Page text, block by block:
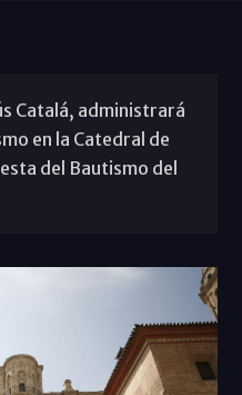
Catalá, administrará
en la Catedral de
del Bautismo del